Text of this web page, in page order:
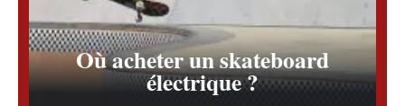
Où acheter un skateboard
électrique ?